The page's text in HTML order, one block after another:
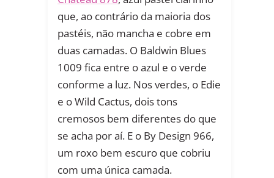
que, ao contrário da maioria dos
pastéis, não mancha e cobre em
duas camadas. O Baldwin Blues
1009 fica entre o azul e o verde
conforme a luz. Nos verdes, o Edie
e o Wild Cactus, dois tons
cremosos bem diferentes do que
se acha por aí. E o By Design 966,
um roxo bem escuro que cobriu
com uma única camada.